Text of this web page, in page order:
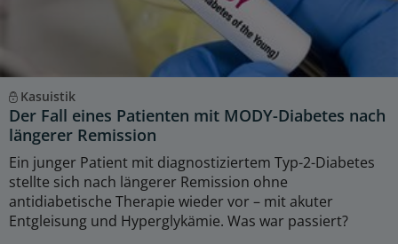
Kasuistik
Der Fall eines Patienten mit MODY-Diabetes nach
längerer Remission
Ein junger Patient mit diagnostiziertem Typ-2-Diabetes
stellte sich nach längerer Remission ohne
antidiabetische Therapie wieder vor – mit akuter
Entgleisung und Hyperglykämie. Was war passiert?